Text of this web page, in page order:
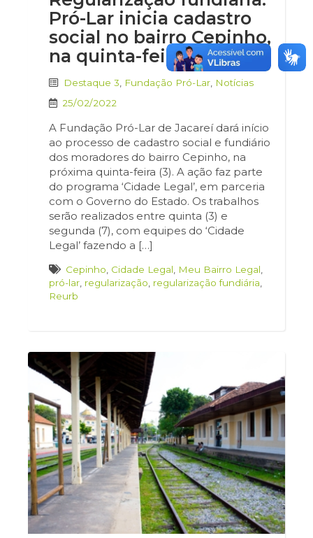
Pró-Lar inicia cadastro
social no bairro Cepinho,
na quinta-feira (3)
Destaque 3 Fundação Pró-Lar Notícias
25/02/2022
A Fundação Pró-Lar de Jacareí dará início
ao processo de cadastro social e fundiário
dos moradores do bairro Cepinho, na
próxima quinta-feira (3). A ação faz parte
do programa ‘Cidade Legal’, em parceria
com o Governo do Estado. Os trabalhos
serão realizados entre quinta (3) e
segunda (7), com equipes do ‘Cidade
Legal’ fazendo a […]
Cepinho Cidade Legal Meu Bairro Legal
pró-lar regularização regularização fundiária
Reurb